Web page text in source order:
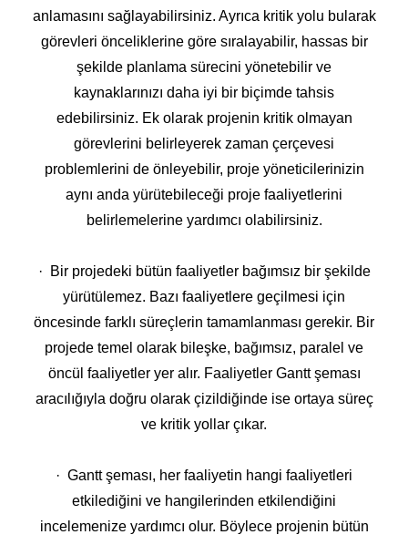
anlamasını sağlayabilirsiniz. Ayrıca kritik yolu bularak
görevleri önceliklerine göre sıralayabilir, hassas bir
şekilde planlama sürecini yönetebilir ve
kaynaklarınızı daha iyi bir biçimde tahsis
edebilirsiniz. Ek olarak projenin kritik olmayan
görevlerini belirleyerek zaman çerçevesi
problemlerini de önleyebilir, proje yöneticilerinizin
aynı anda yürütebileceği proje faaliyetlerini
belirlemelerine yardımcı olabilirsiniz.
· Bir projedeki bütün faaliyetler bağımsız bir şekilde
yürütülemez. Bazı faaliyetlere geçilmesi için
öncesinde farklı süreçlerin tamamlanması gerekir. Bir
projede temel olarak bileşke, bağımsız, paralel ve
öncül faaliyetler yer alır. Faaliyetler Gantt şeması
aracılığıyla doğru olarak çizildiğinde ise ortaya süreç
ve kritik yollar çıkar.
· Gantt şeması, her faaliyetin hangi faaliyetleri
etkilediğini ve hangilerinden etkilendiğini
incelemenize yardımcı olur. Böylece projenin bütün